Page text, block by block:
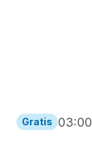
Gratis 03:00